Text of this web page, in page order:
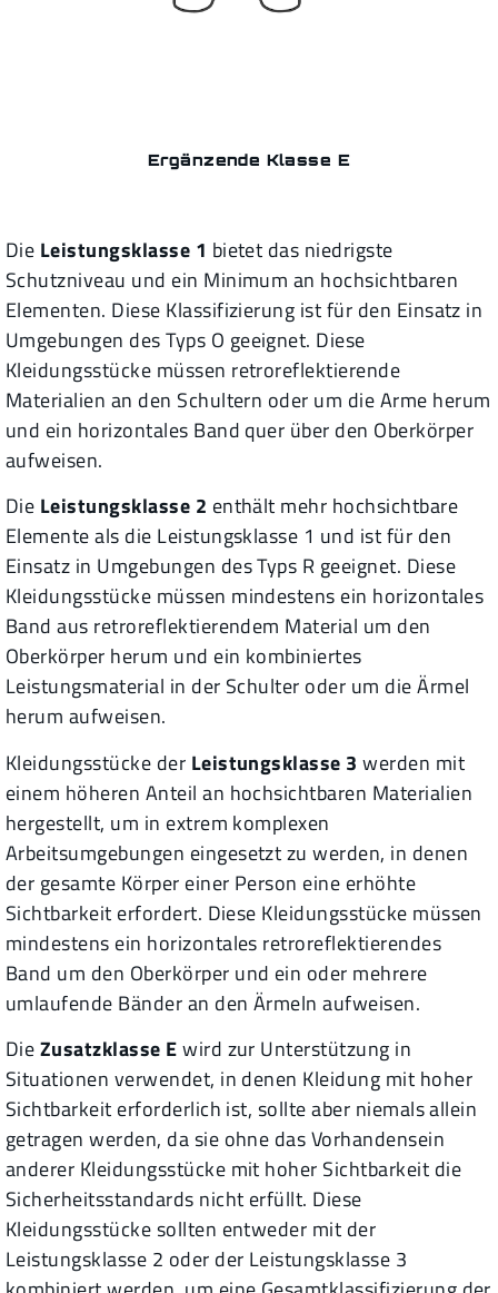
Ergänzende Klasse E
Die Leistungsklasse 1 bietet das niedrigste
Schutzniveau und ein Minimum an hochsichtbaren
Elementen. Diese Klassifizierung ist für den Einsatz in
Umgebungen des Typs O geeignet. Diese
Kleidungsstücke müssen retroreflektierende
Materialien an den Schultern oder um die Arme herum
und ein horizontales Band quer über den Oberkörper
aufweisen.
Die Leistungsklasse 2 enthält mehr hochsichtbare
Elemente als die Leistungsklasse 1 und ist für den
Einsatz in Umgebungen des Typs R geeignet. Diese
Kleidungsstücke müssen mindestens ein horizontales
Band aus retroreflektierendem Material um den
Oberkörper herum und ein kombiniertes
Leistungsmaterial in der Schulter oder um die Ärmel
herum aufweisen.
Kleidungsstücke der Leistungsklasse 3 werden mit
einem höheren Anteil an hochsichtbaren Materialien
hergestellt, um in extrem komplexen
Arbeitsumgebungen eingesetzt zu werden, in denen
der gesamte Körper einer Person eine erhöhte
Sichtbarkeit erfordert. Diese Kleidungsstücke müssen
mindestens ein horizontales retroreflektierendes
Band um den Oberkörper und ein oder mehrere
umlaufende Bänder an den Ärmeln aufweisen.
DieZusatzklasse Ewird zur Unterstützung in
Situationen verwendet, in denen Kleidung mit hoher
Sichtbarkeit erforderlich ist, sollte aber niemals allein
getragen werden, da sie ohne das Vorhandensein
anderer Kleidungsstücke mit hoher Sichtbarkeit die
Sicherheitsstandards nicht erfüllt. Diese
Kleidungsstücke sollten entweder mit der
Leistungsklasse 2 oder der Leistungsklasse 3